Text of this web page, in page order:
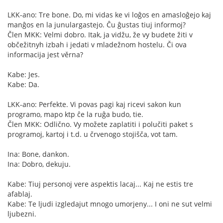
LKK-ano: Tre bone. Do, mi vidas ke vi loĝos en amasloĝejo kaj
manĝos en la junulargastejo. Ĉu ĝustas tiuj informoj?
Člen MKK: Velmi dobro. Itak, ja vidžu, že vy budete žiti v
občežitnyh izbah i jedati v mladežnom hostelu. Či ova
informacija jest věrna?
Kabe: Jes.
Kabe: Da.
LKK-ano: Perfekte. Vi povas pagi kaj ricevi sakon kun
programo, mapo ktp ĉe la ruĝa budo, tie.
Člen MKK: Odlično. Vy možete zaplatiti i polučiti paket s
programoj, kartoj i t.d. u črvenogo stojišča, vot tam.
Ina: Bone, dankon.
Ina: Dobro, dekuju.
Kabe: Tiuj personoj vere aspektis lacaj... Kaj ne estis tre
afablaj.
Kabe: Te ljudi izgledajut mnogo umorjeny... I oni ne sut velmi
ljubezni.